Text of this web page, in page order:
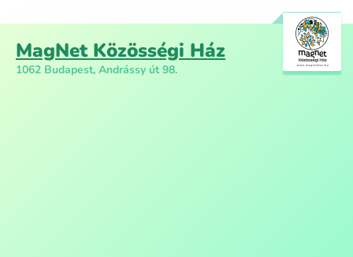
MagNet Közösségi Ház
1062 Budapest, Andrássy út 98.